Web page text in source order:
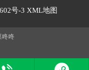
号-3 XML地图
咚咚